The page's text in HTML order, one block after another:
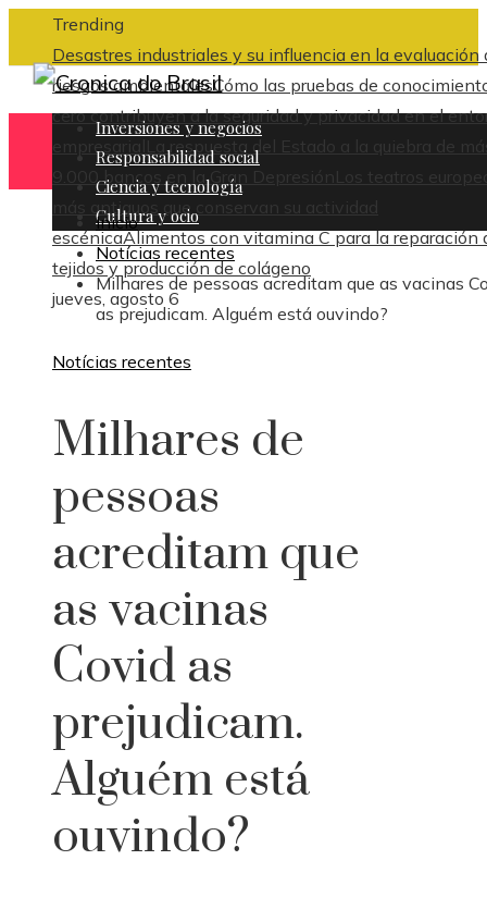
Trending
Desastres industriales y su influencia en la evaluación
riesgos ambientalesCómo las pruebas de
cero contribuyen a la seguridad y privacidad en el
empresarial
La respuesta del Estado a la quiebra de
9.000 bancos en la Gran Depresión
Los teatros
más antiguos que conservan su actividad
escénicaAlimentos con vitamina C para la reparación
tejidos y producción de colágeno
jueves, agosto 6
Inversiones y negocios
Responsabilidad social
Ciencia y tecnología
Cultura y ocio
Inicio
Notícias recentes
Milhares de pessoas acreditam que as vacinas
as prejudicam. Alguém está ouvindo?
Notícias recentes
Milhares de
pessoas
acreditam que
as vacinas
Covid as
prejudicam.
Alguém está
ouvindo?